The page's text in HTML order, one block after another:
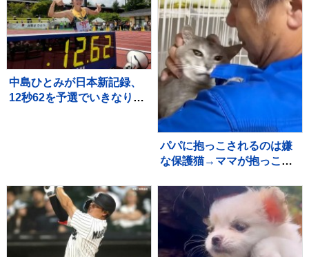
のなかレジャー需要など狙
う
中島ひとみが日本新記録、
12秒62を予選でいきなりマ
パパに抱っこされるのは嫌
な保護猫→ママが抱っこし
「めっちゃニヤけたｗ」
「すごいｗｗ」と10万再生